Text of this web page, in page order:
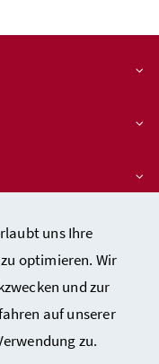
uns Ihre
optimieren. Wir
und zur
auf unserer
zu.